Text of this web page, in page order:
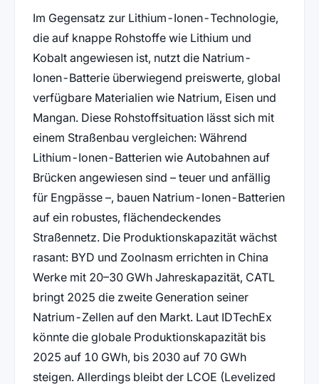
Im Gegensatz zur Lithium-Ionen-Technologie,
die auf knappe Rohstoffe wie Lithium und
Kobalt angewiesen ist, nutzt die Natrium-
Ionen-Batterie überwiegend preiswerte, global
verfügbare Materialien wie Natrium, Eisen und
Mangan. Diese Rohstoffsituation lässt sich mit
einem Straßenbau vergleichen: Während
Lithium-Ionen-Batterien wie Autobahnen auf
Brücken angewiesen sind – teuer und anfällig
für Engpässe –, bauen Natrium-Ionen-Batterien
auf ein robustes, flächendeckendes
Straßennetz. Die Produktionskapazität wächst
rasant: BYD und Zoolnasm errichten in China
Werke mit 20–30 GWh Jahreskapazität, CATL
bringt 2025 die zweite Generation seiner
Natrium-Zellen auf den Markt. Laut IDTechEx
könnte die globale Produktionskapazität bis
2025 auf 10 GWh, bis 2030 auf 70 GWh
steigen. Allerdings bleibt der LCOE (Levelized